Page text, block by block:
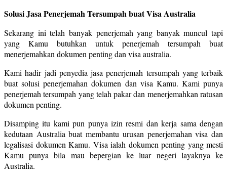
Solusi Jasa Penerjemah Tersumpah buat Visa Australia
Sekarang ini telah banyak penerjemah yang banyak muncul tapi
yang Kamu butuhkan untuk penerjemah tersumpah buat
menerjemahkan dokumen penting dan visa australia.
Kami hadir jadi penyedia jasa penerjemah tersumpah yang terbaik
buat solusi penerjemahan dokumen dan visa Kamu. Kami punya
penerjemah tersumpah yang telah pakar dan menerjemahkan ratusan
dokumen penting.
Disamping itu kami pun punya izin resmi dan kerja sama dengan
kedutaan Australia buat membantu urusan penerjemahan visa dan
legalisasi dokumen Kamu. Visa ialah dokumen penting yang mesti
Kamu punya bila mau bepergian ke luar negeri layaknya ke
Australia.